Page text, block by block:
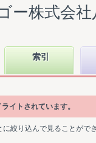
ー株式会
索引
イトされています。
絞り込んで見ることがで